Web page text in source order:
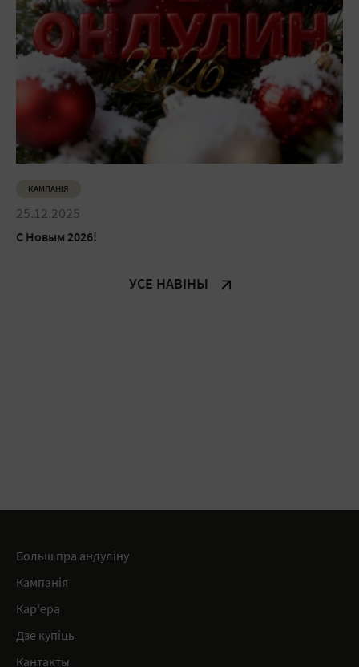
КАМПАНІЯ
25.12.2025
С Новым 2026!
УСЕ НАВІНЫ
Больш пра андуліну
Кампанія
Кар'ера
Дзе купіць
Кантакты